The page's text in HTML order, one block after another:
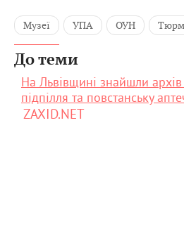
Музеї УПА ОУН
До теми
На Львівщині знайшли архів
підпілля та повстанську
ZAXID.NET